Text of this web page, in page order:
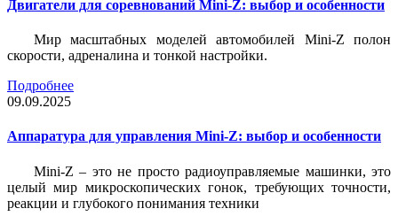
Двигатели для соревнований Mini-Z: выбор и особенности
Мир масштабных моделей автомобилей Mini-Z полон
скорости, адреналина и тонкой настройки.
Подробнее
09.09.2025
Аппаратура для управления Mini-Z: выбор и особенности
Mini-Z – это не просто радиоуправляемые машинки, это
целый мир микроскопических гонок, требующих точности,
реакции и глубокого понимания техники